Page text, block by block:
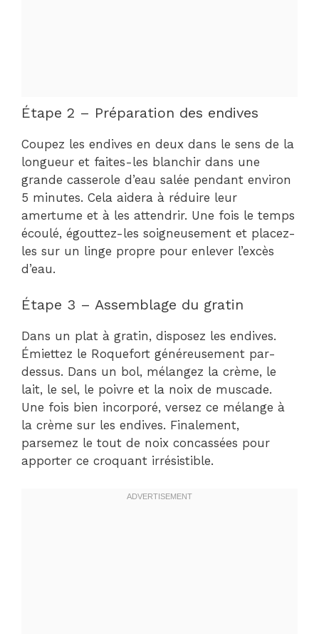
Étape 2 – Préparation des endives
Coupez les endives en deux dans le sens de la
longueur et faites-les blanchir dans une
grande casserole d’eau salée pendant environ
5 minutes. Cela aidera à réduire leur
amertume et à les attendrir. Une fois le temps
écoulé, égouttez-les soigneusement et placez-
les sur un linge propre pour enlever l’excès
d’eau.
Étape 3 – Assemblage du gratin
Dans un plat à gratin, disposez les endives.
Émiettez le Roquefort généreusement par-
dessus. Dans un bol, mélangez la crème, le
lait, le sel, le poivre et la noix de muscade.
Une fois bien incorporé, versez ce mélange à
la crème sur les endives. Finalement,
parsemez le tout de noix concassées pour
apporter ce croquant irrésistible.